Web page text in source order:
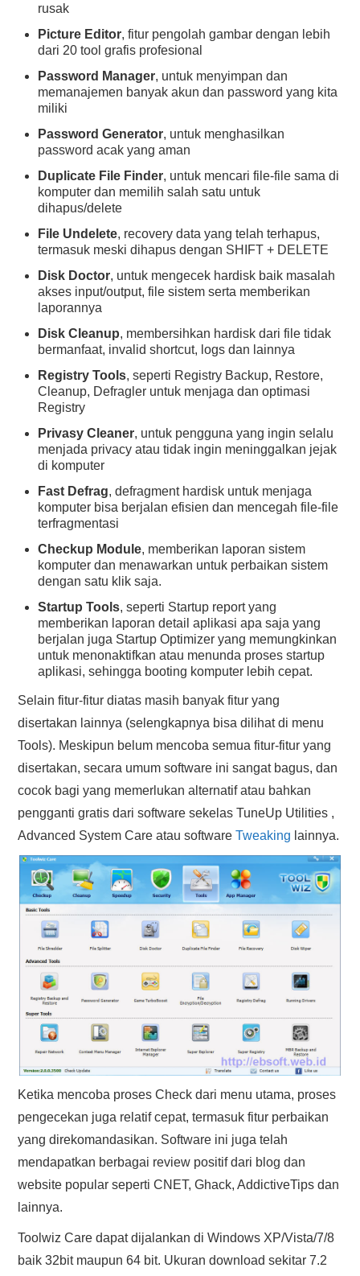
rusak
Picture Editor, fitur pengolah gambar dengan lebih
dari 20 tool grafis profesional
Password Manager, untuk menyimpan dan
memanajemen banyak akun dan password yang kita
miliki
Password Generator, untuk menghasilkan
password acak yang aman
Duplicate File Finder, untuk mencari file-file sama di
komputer dan memilih salah satu untuk
dihapus/delete
File Undelete, recovery data yang telah terhapus,
termasuk meski dihapus dengan SHIFT + DELETE
Disk Doctor, untuk mengecek hardisk baik masalah
akses input/output, file sistem serta memberikan
laporannya
Disk Cleanup, membersihkan hardisk dari file tidak
bermanfaat, invalid shortcut, logs dan lainnya
Registry Tools, seperti Registry Backup, Restore,
Cleanup, Defragler untuk menjaga dan optimasi
Registry
Privasy Cleaner, untuk pengguna yang ingin selalu
menjada privacy atau tidak ingin meninggalkan jejak
di komputer
Fast Defrag, defragment hardisk untuk menjaga
komputer bisa berjalan efisien dan mencegah file-file
terfragmentasi
Checkup Module, memberikan laporan sistem
komputer dan menawarkan untuk perbaikan sistem
dengan satu klik saja.
Startup Tools, seperti Startup report yang
memberikan laporan detail aplikasi apa saja yang
berjalan juga Startup Optimizer yang memungkinkan
untuk menonaktifkan atau menunda proses startup
aplikasi, sehingga booting komputer lebih cepat.
Selain fitur-fitur diatas masih banyak fitur yang
disertakan lainnya (selengkapnya bisa dilihat di menu
Tools). Meskipun belum mencoba semua fitur-fitur yang
disertakan, secara umum software ini sangat bagus, dan
cocok bagi yang memerlukan alternatif atau bahkan
pengganti gratis dari software sekelas TuneUp Utilities ,
Advanced System Care atau softwareTweaking lainnya.
Ketika mencoba proses Check dari menu utama, proses
pengecekan juga relatif cepat, termasuk fitur perbaikan
yang direkomandasikan. Software ini juga telah
mendapatkan berbagai review positif dari blog dan
website popular seperti CNET, Ghack, AddictiveTips dan
lainnya.
Toolwiz Care dapat dijalankan di Windows XP/Vista/7/8
baik 32bit maupun 64 bit. Ukuran download sekitar 7.2